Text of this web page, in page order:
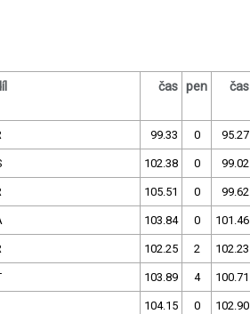
čas pen čas
99.33 0 95.27
102.38 0 99.02
105.51 0 99.62
103.84 0 101.46
102.25 2 102.23
103.89 4 100.71
104.15 0 102.90